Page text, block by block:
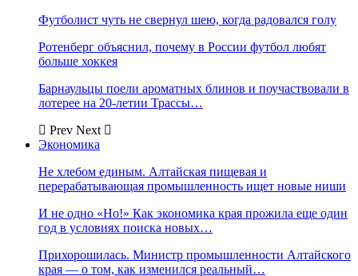
Футболист чуть не свернул шею, когда радовался голу
Ротенберг объяснил, почему в России футбол любят
больше хоккея
Барнаульцы поели ароматных блинов и поучаствовали в
лотерее на 20-летии Трассы…
Prev Next
Экономика
Не хлебом единым. Алтайская пищевая и
перерабатывающая промышленность ищет новые ниши
И не одно «Но!» Как экономика края прожила еще один
год в условиях поиска новых…
Прихорошилась. Министр промышленности Алтайского
края — о том, как изменился реальный…